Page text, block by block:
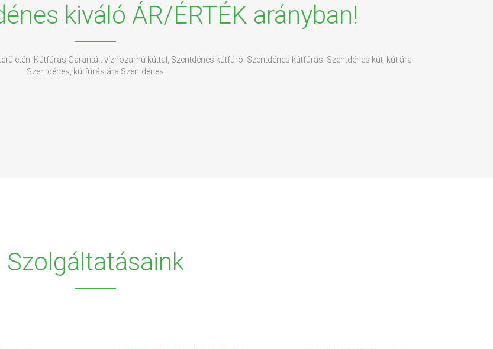
kiváló ÁR/ÉRTÉK arányban!
Kútfúrás Garantált vízhozamú kúttal, Szentdénes kútfúró! Szentdénes kútfúrás. Szentdénes kút, kút ára
Szentdénes, kútfúrás ára Szentdénes
Szolgáltatásaink